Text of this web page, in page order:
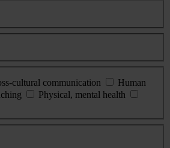
cultural communication
Human
Physical, mental health